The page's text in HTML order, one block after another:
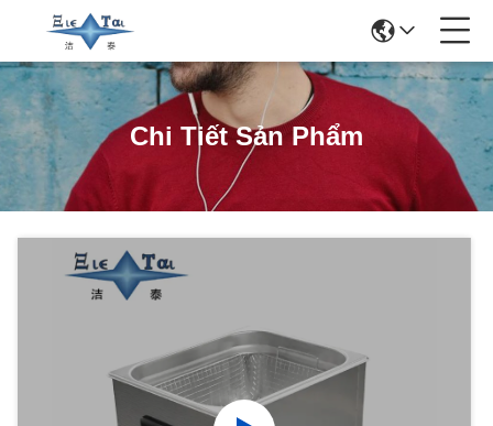
Chi Tiết Sản Phẩm